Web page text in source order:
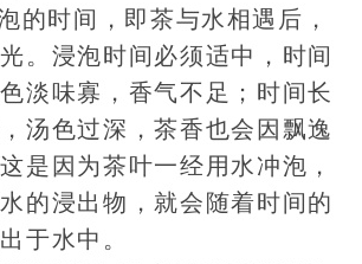
的时间，即茶与水相遇后，
。浸泡时间必须适中，时间
淡味寡，香气不足；时间长
汤色过深，茶香也会因飘逸
是因为茶叶一经用水冲泡，
的浸出物，就会随着时间的
于水中。